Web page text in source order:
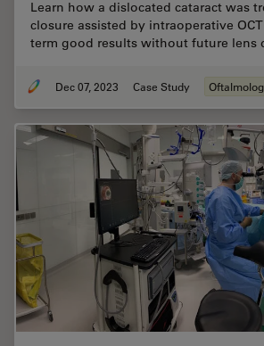
Learn how a dislocated cataract was
closure assisted by intraoperative
term good results without future lens
Dec 07, 2023 Case Study